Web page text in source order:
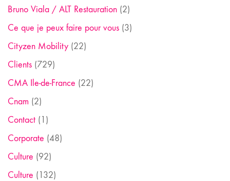
Bruno Viala / ALT Restauration (2)
Ce que je peux faire pour vous (3)
Cityzen Mobility (22)
Clients (729)
CMA Ile-de-France (22)
Cnam (2)
Contact (1)
Corporate (48)
Culture (92)
Culture (132)